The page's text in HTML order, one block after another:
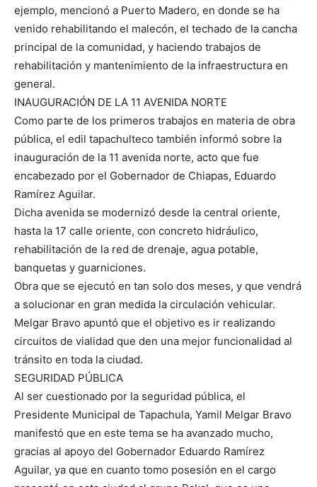
ejemplo, mencionó a Puerto Madero, en donde se ha
venido rehabilitando el malecón, el techado de la cancha
principal de la comunidad, y haciendo trabajos de
rehabilitación y mantenimiento de la infraestructura en
general.
INAUGURACIÓN DE LA 11 AVENIDA NORTE
Como parte de los primeros trabajos en materia de obra
pública, el edil tapachulteco también informó sobre la
inauguración de la 11 avenida norte, acto que fue
encabezado por el Gobernador de Chiapas, Eduardo
Ramírez Aguilar.
Dicha avenida se modernizó desde la central oriente,
hasta la 17 calle oriente, con concreto hidráulico,
rehabilitación de la red de drenaje, agua potable,
banquetas y guarniciones.
Obra que se ejecutó en tan solo dos meses, y que vendrá
a solucionar en gran medida la circulación vehicular.
Melgar Bravo apuntó que el objetivo es ir realizando
circuitos de vialidad que den una mejor funcionalidad al
tránsito en toda la ciudad.
SEGURIDAD PÚBLICA
Al ser cuestionado por la seguridad pública, el
Presidente Municipal de Tapachula, Yamil Melgar Bravo
manifestó que en este tema se ha avanzado mucho,
gracias al apoyo del Gobernador Eduardo Ramírez
Aguilar, ya que en cuanto tomo posesión en el cargo